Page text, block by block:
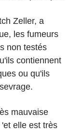
Zeller, a
les fumeurs
non testés
contiennent
ou qu'ils
mauvaise
elle est très